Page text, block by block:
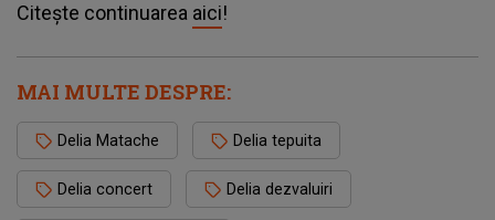
Citește continuarea aici!
MAI MULTE DESPRE:
Delia Matache Delia tepuita
Delia concert Delia dezvaluiri